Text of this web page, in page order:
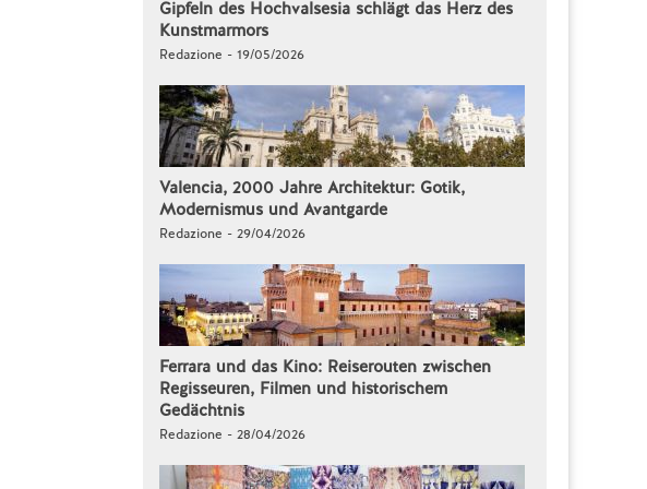
Gipfeln des Hochvalsesia schlägt das Herz des
Kunstmarmors
Redazione - 19/05/2026
Valencia, 2000 Jahre Architektur: Gotik,
Modernismus und Avantgarde
Redazione - 29/04/2026
Ferrara und das Kino: Reiserouten zwischen
Regisseuren, Filmen und historischem
Gedächtnis
Redazione - 28/04/2026